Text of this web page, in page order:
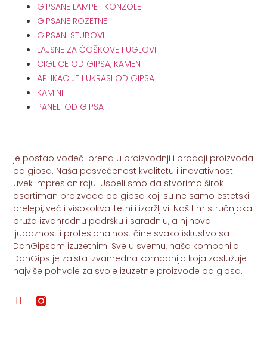
je postao vodeći brend u proizvodnji i prodaji proizvoda
od gipsa. Naša posvećenost kvalitetu i inovativnost
uvek impresioniraju. Uspeli smo da stvorimo širok
asortiman proizvoda od gipsa koji su ne samo estetski
prelepi, već i visokokvalitetni i izdržljivi. Naš tim stručnjaka
pruža izvanrednu podršku i saradnju, a njihova
ljubaznost i profesionalnost čine svako iskustvo sa
DanGipsom izuzetnim. Sve u svemu, naša kompanija
DanGips je zaista izvanredna kompanija koja zaslužuje
najviše pohvale za svoje izuzetne proizvode od gipsa.
GIPSANE LAMPE I KONZOLE
GIPSANE ROZETNE
GIPSANI STUBOVI
LAJSNE ZA ĆOŠKOVE I UGLOVI
CIGLICE OD GIPSA, KAMEN
APLIKACIJE I UKRASI OD GIPSA
KAMINI
PANELI OD GIPSA